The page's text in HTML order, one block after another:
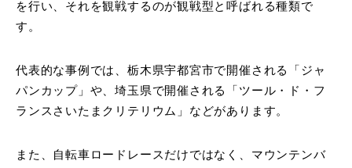
を行い、それを観戦するのが観戦型と呼ばれる種類で
す。
代表的な事例では、栃木県宇都宮市で開催される「ジャ
パンカップ」や、埼玉県で開催される「ツール・ド・フ
ランスさいたまクリテリウム」などがあります。
また、自転車ロードレースだけではなく、マウンテンバ